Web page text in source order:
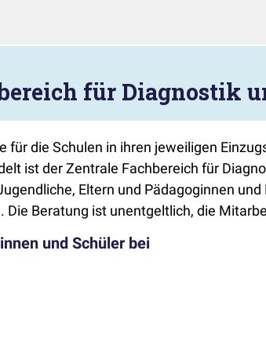
für Diagnostik
die Schulen in ihren jeweiligen
ist der Zentrale Fachbereich für
Eltern und Pädagoginnen
Beratung ist unentgeltlich, die
und Schüler bei